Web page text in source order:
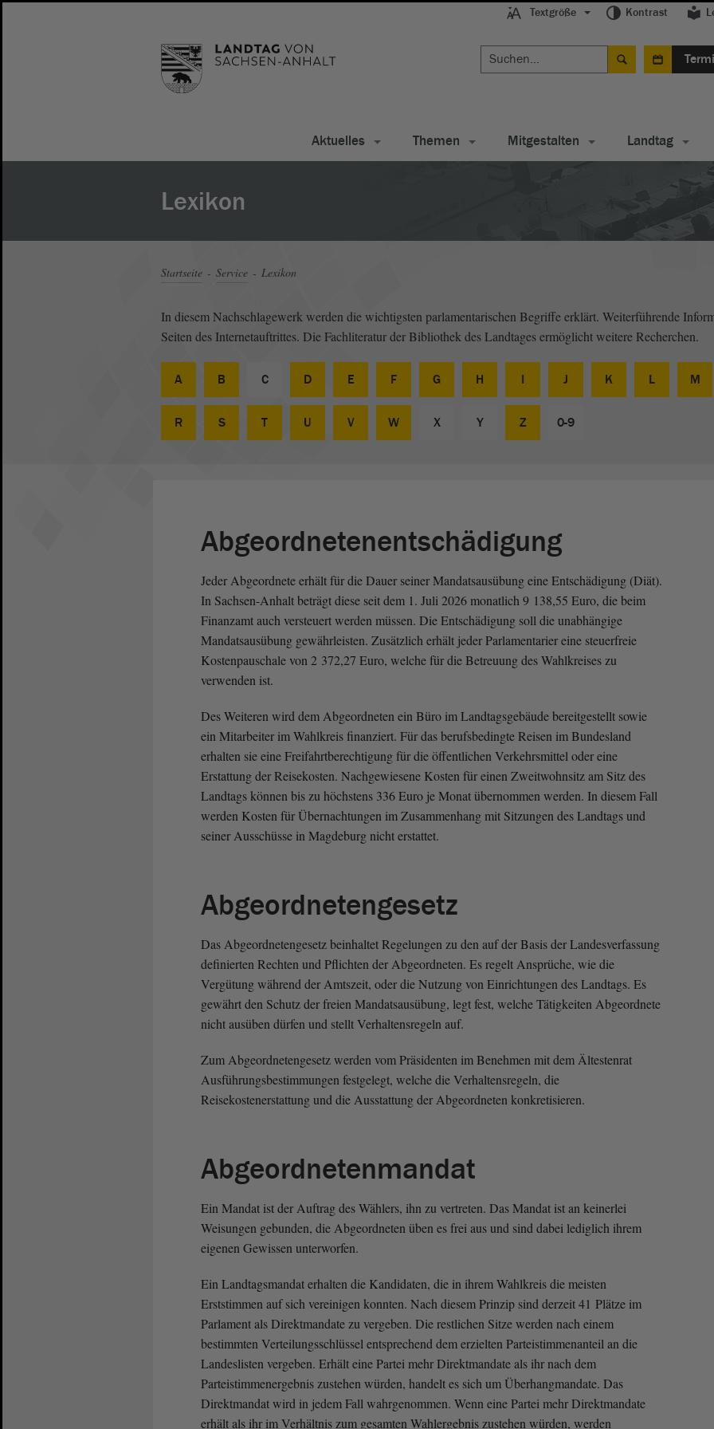
Textgröße Kontrast
Aktuelles Themen Mitgestalten Landtag
Lexikon
Startseite Service Lexikon
In diesem Nachschlagewerk werden die wichtigsten parlamentarischen Begriffe erklärt. Weiterführende
Seiten des Internetauftrittes. Die Fachliteratur der Bibliothek des Landtages ermöglicht weitere Recherchen.
A B C D E F G H I J K L M
R S T U V W X Y Z 0-9
Abgeordnetenentschädigung
Jeder Abgeordnete erhält für die Dauer seiner Mandatsausübung eine Entschädigung (Diät).
In Sachsen-Anhalt beträgt diese seit dem 1. Juli 2026 monatlich 9 138,55 Euro, die beim
Finanzamt auch versteuert werden müssen. Die Entschädigung soll die unabhängige
Mandatsausübung gewährleisten. Zusätzlich erhält jeder Parlamentarier eine steuerfreie
Kostenpauschale von 2 372,27 Euro, welche für die Betreuung des Wahlkreises zu
verwenden ist.
Des Weiteren wird dem Abgeordneten ein Büro im Landtagsgebäude bereitgestellt sowie
ein Mitarbeiter im Wahlkreis finanziert. Für das berufsbedingte Reisen im Bundesland
erhalten sie eine Freifahrtberechtigung für die öffentlichen Verkehrsmittel oder eine
Erstattung der Reisekosten. Nachgewiesene Kosten für einen Zweitwohnsitz am Sitz des
Landtags können bis zu höchstens 336 Euro je Monat übernommen werden. In diesem Fall
werden Kosten für Übernachtungen im Zusammenhang mit Sitzungen des Landtags und
seiner Ausschüsse in Magdeburg nicht erstattet.
Abgeordnetengesetz
Das Abgeordnetengesetz beinhaltet Regelungen zu den auf der Basis der Landesverfassung
definierten Rechten und Pflichten der Abgeordneten. Es regelt Ansprüche, wie die
Vergütung während der Amtszeit, oder die Nutzung von Einrichtungen des Landtags. Es
gewährt den Schutz der freien Mandatsausübung, legt fest, welche Tätigkeiten Abgeordnete
nicht ausüben dürfen und stellt Verhaltensregeln auf.
Zum Abgeordnetengesetz werden vom Präsidenten im Benehmen mit dem Ältestenrat
Ausführungsbestimmungen festgelegt, welche die Verhaltensregeln, die
Reisekostenerstattung und die Ausstattung der Abgeordneten konkretisieren.
Abgeordnetenmandat
Ein Mandat ist der Auftrag des Wählers, ihn zu vertreten. Das Mandat ist an keinerlei
Weisungen gebunden, die Abgeordneten üben es frei aus und sind dabei lediglich ihrem
eigenen Gewissen unterworfen.
Ein Landtagsmandat erhalten die Kandidaten, die in ihrem Wahlkreis die meisten
Erststimmen auf sich vereinigen konnten. Nach diesem Prinzip sind derzeit 41 Plätze im
Parlament als Direktmandate zu vergeben. Die restlichen Sitze werden nach einem
bestimmten Verteilungsschlüssel entsprechend dem erzielten Parteistimmenanteil an die
Landeslisten vergeben. Erhält eine Partei mehr Direktmandate als ihr nach dem
Parteistimmenergebnis zustehen würden, handelt es sich um Überhangmandate. Das
Direktmandat wird in jedem Fall wahrgenommen. Wenn eine Partei mehr Direktmandate
erhält als ihr im Verhältnis zum gesamten Wahlergebnis zustehen würden, werden